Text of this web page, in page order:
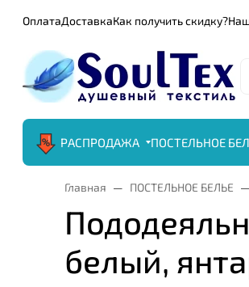
ОплатаДоставкаКак получить скидку?
РАСПРОДАЖА ПОСТЕЛЬНОЕ
Главная ПОСТЕЛЬНОЕ БЕЛЬЕ
белый,